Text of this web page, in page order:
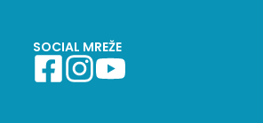
SOCIAL MREŽE